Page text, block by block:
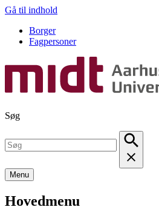
Gå til indhold
Borger
Fagpersoner
Søg
Menu
Hovedmenu